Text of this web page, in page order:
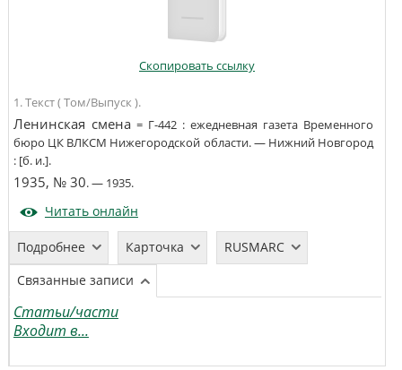
Скопировать ссылку
1. Текст ( Том/Выпуск ).
Ленинская смена = Г-442 : ежедневная газета Временного
бюро ЦК ВЛКСМ Нижегородской области. —Нижний Новгород
:[б. и.].
1935, № 30. —1935.
Читать онлайн
Подробнее Карточка
RUSMARC
Связанные записи
Статьи/части
Входит в...